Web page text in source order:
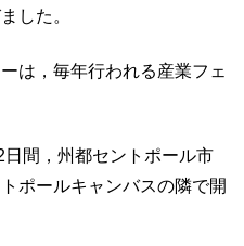
した。
は，毎年行われる産業フェ
間，州都セントポール市
ポールキャンバスの隣で開